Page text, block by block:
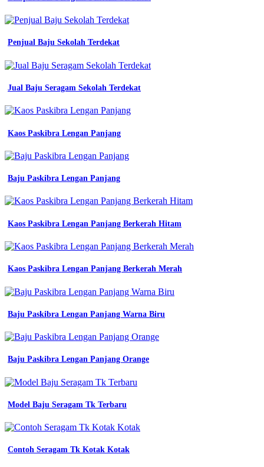
engineer
lengan
panjang
Baju
Seragam
Kerja
Engineer
jersey
warna
jual
wearpack
safety
seragam
kerja
baju
lengan
hijau
premium
jual
safety
panjang
baju
kerja
engineering
kemeja
lengan
kemeja
jual
kemeja
Penjual Baju Sekolah Terdekat
Jual Baju Seragam Sekolah Terdekat
Kaos Paskibra Lengan Panjang
Baju Paskibra Lengan Panjang
Kaos Paskibra Lengan Panjang Berkerah Hitam
Kaos Paskibra Lengan Panjang Berkerah Merah
Baju Paskibra Lengan Panjang Warna Biru
Baju Paskibra Lengan Panjang Orange
Model Baju Seragam Tk Terbaru
Contoh Seragam Tk Kotak Kotak